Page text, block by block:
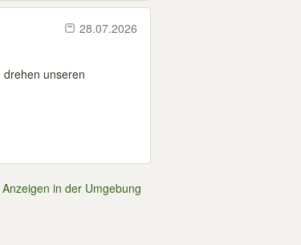
28.07.2026
unseren
in der Umgebung